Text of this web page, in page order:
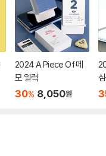
2024 A Piece Of 메
모 일력
30% 8,050원
(